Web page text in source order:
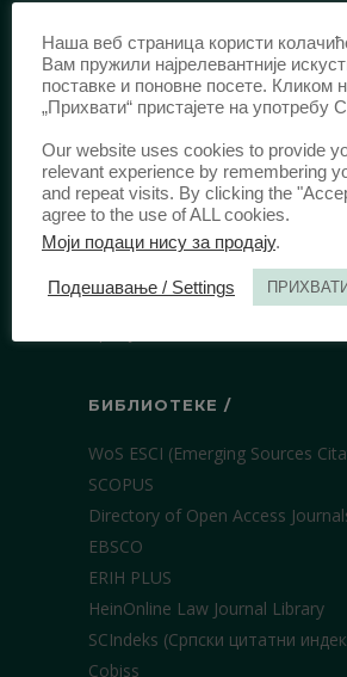
еISSN: 2406-2693(Онлајн
DOI:10.51204/Anali_PFBU_1906
ИЗДАВАЧ /
Правни факултет
Београду
Булевар краља Александра 67
11000 Београд
БИБЛИОТЕКЕ /
WoS ESCI (Emerging Sources
SCOPUS
Directory of Open Access
EBSCO
ERIH PLUS
HeinOnline Law Journal Library
SCIndeks (Српски цитатни
Cobiss
Наша веб страница користи
Вам пружили најрелевантније
поставке и поновне посете. Кликом
„Прихвати“ пристајете на употребу
Our website uses cookies to provide
relevant experience by remembering
and repeat visits. By clicking the
agree to the use of ALL cookies.
Моји подаци нису за продају.
Подешавање / Settings